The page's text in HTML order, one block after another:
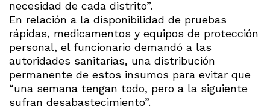
necesidad de cada distrito”.
En relación a la disponibilidad de pruebas
rápidas, medicamentos y equipos de protección
personal, el funcionario demandó a las
autoridades sanitarias, una distribución
permanente de estos insumos para evitar que
“una semana tengan todo, pero a la siguiente
sufran desabastecimiento”.